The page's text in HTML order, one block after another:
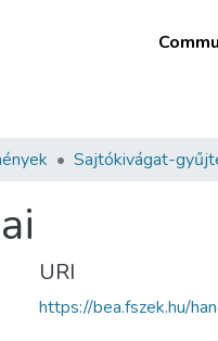
Sajtókivágat-
URI
https://bea.fszek.hu/